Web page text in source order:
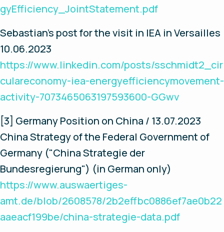
gyEfficiency_JointStatement.pdf
Sebastian's post for the visit in IEA in Versailles
10.06.2023
https://www.linkedin.com/posts/sschmidt2_cir
culareconomy-iea-energyefficiencymovement-
activity-7073465063197593600-GGwv
[3] Germany Position on China / 13.07.2023
China Strategy of the Federal Government of
Germany ("China Strategie der
Bundesregierung") (in German only)
https://www.auswaertiges-
amt.de/blob/2608578/2b2effbc0886ef7ae0b22
aaeacf199be/china-strategie-data.pdf